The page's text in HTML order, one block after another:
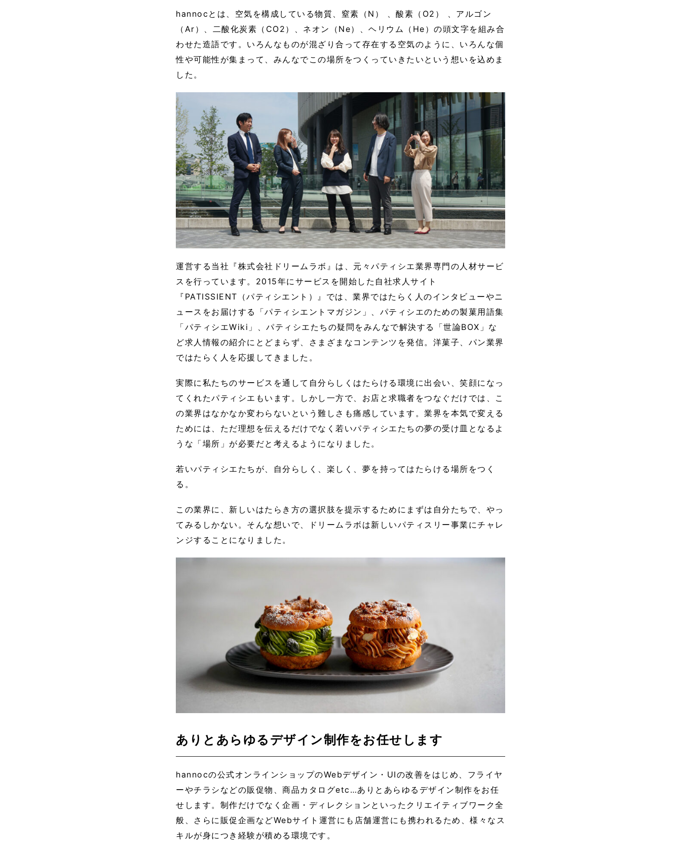
hannocとは、空気を構成している物質、窒素（N） 、酸素（O2） 、アルゴン
（Ar）、二酸化炭素（CO2）、ネオン（Ne）、ヘリウム（He）の頭文字を組み合
わせた造語です。いろんなものが混ざり合って存在する空気のように、いろんな個
性や可能性が集まって、みんなでこの場所をつくっていきたいという想いを込めま
した。
運営する当社『株式会社ドリームラボ』は、元々パティシエ業界専門の人材サービ
スを行っています。2015年にサービスを開始した自社求人サイト
『PATISSIENT（パティシエント）』では、業界ではたらく人のインタビューやニ
ュースをお届けする「パティシエントマガジン」、パティシエのための製菓用語集
「パティシエWiki」、パティシエたちの疑問をみんなで解決する「世論BOX」な
ど求人情報の紹介にとどまらず、さまざまなコンテンツを発信。洋菓子、パン業界
ではたらく人を応援してきました。
実際に私たちのサービスを通して自分らしくはたらける環境に出会い、笑顔になっ
てくれたパティシエもいます。しかし一方で、お店と求職者をつなぐだけでは、こ
の業界はなかなか変わらないという難しさも痛感しています。業界を本気で変える
ためには、ただ理想を伝えるだけでなく若いパティシエたちの夢の受け皿となるよ
うな「場所」が必要だと考えるようになりました。
若いパティシエたちが、自分らしく、楽しく、夢を持ってはたらける場所をつく
る。
この業界に、新しいはたらき方の選択肢を提示するためにまずは自分たちで、やっ
てみるしかない。そんな想いで、ドリームラボは新しいパティスリー事業にチャレ
ンジすることになりました。
ありとあらゆるデザイン制作をお任せします
hannocの公式オンラインショップのWebデザイン・UIの改善をはじめ、フライヤ
ーやチラシなどの販促物、商品カタログetc…ありとあらゆるデザイン制作をお任
せします。制作だけでなく企画・ディレクションといったクリエイティブワーク全
般、さらに販促企画などWebサイト運営にも店舗運営にも携われるため、様々なス
キルが身につき経験が積める環境です。